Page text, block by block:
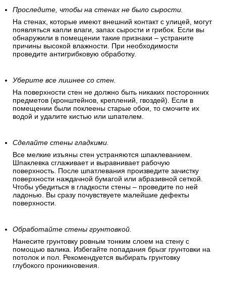
Проследите, чтобы на стенах не было сырости.
На стенах, которые имеют внешний контакт с улицей, могут
появляться капли влаги, запах сырости и грибок. Если вы
обнаружили в помещении такие признаки – устраните
причины высокой влажности. При необходимости
проведите антигрибковую обработку.
Уберите все лишнее со стен.
На поверхности стен не должно быть никаких посторонних
предметов (кронштейнов, креплений, гвоздей). Если в
помещении были поклеены старые обои, то смочите их
водой и удалите кистью или шпателем.
Сделайте стены гладкими.
Все мелкие изъяны стен устраняются шпаклеванием.
Шпаклевка сглаживает и выравнивает рабочую
поверхность. После шпатлевания произведите зачистку
поверхности наждачной бумагой или абразивной сеткой.
Чтобы убедиться в гладкости стены – проведите по ней
ладонью. Вы сразу почувствуете малейшие дефекты
поверхности.
Обработайте стены грунтовкой.
Нанесите грунтовку ровным тонким слоем на стену с
помощью валика. Избегайте попадания брызг грунтовки на
потолок и пол. Рекомендуется выбирать грунтовку
глубокого проникновения.